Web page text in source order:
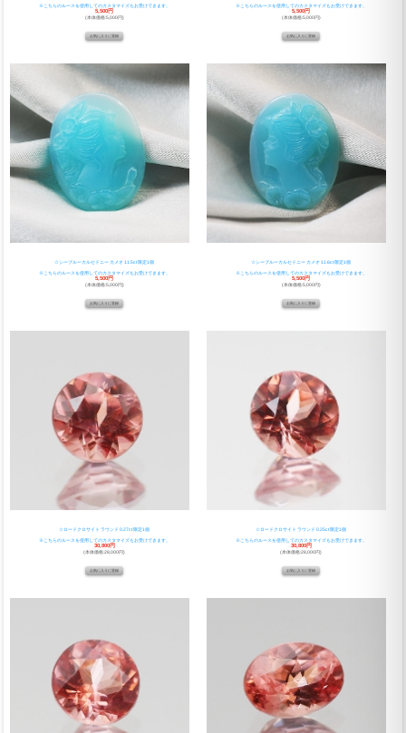
※こちらのルースを使用してのカスタマイズもお受けできます。
5,500円
(本体価格:5,000円)
※こちらのルースを使用してのカスタマイズもお受けできます。
5,500円
(本体価格:5,000円)
☆シーブルーカルセドニー カメオ 11.5ct 限定1個
※こちらのルースを使用してのカスタマイズもお受けできます。
5,500円
(本体価格:5,000円)
☆シーブルーカルセドニー カメオ 11.6ct 限定1個
※こちらのルースを使用してのカスタマイズもお受けできます。
5,500円
(本体価格:5,000円)
☆ロードクロサイト ラウンド 0.27ct 限定1個
※こちらのルースを使用してのカスタマイズもお受けできます。
30,800円
(本体価格:28,000円)
☆ロードクロサイト ラウンド 0.25ct 限定1個
※こちらのルースを使用してのカスタマイズもお受けできます。
30,800円
(本体価格:28,000円)